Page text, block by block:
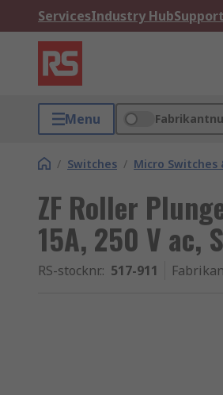
ServicesIndustry HubSupport
Menu
/ Switches / Micro
ZF Roller
15A, 250 V ac,
RS-stocknr.: 517-911